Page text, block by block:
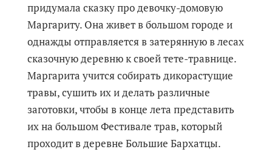
придумала сказку про девочку-домовую
Маргариту. Она живет в большом городе и
однажды отправляется в затерянную в лесах
сказочную деревню к своей тете-травнице.
Маргарита учится собирать дикорастущие
травы, сушить их и делать различные
заготовки, чтобы в конце лета представить
их на большом Фестивале трав, который
проходит в деревне Большие Бархатцы.